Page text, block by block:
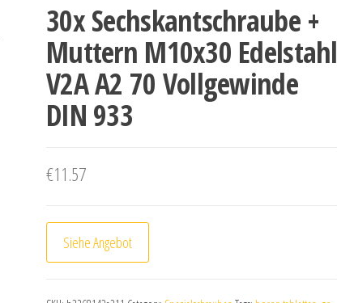
30x Sechskantschraube +
Muttern M10x30 Edelstahl
V2A A2 70 Vollgewinde
DIN 933
€11.57
Siehe Angebot